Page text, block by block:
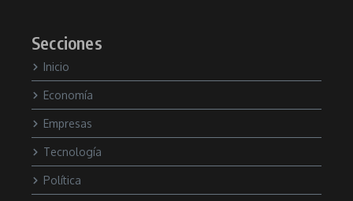
Secciones
Inicio
Economía
Empresas
Tecnología
Política